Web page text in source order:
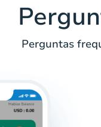
Perguntas